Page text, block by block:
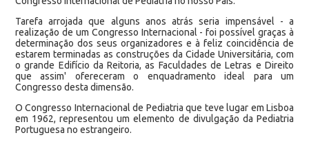
Tarefa arrojada que alguns anos atrás seria impensável - a
realização de um Congresso Internacional - foi possível graças à
determinação dos seus organizadores e à feliz coincidência de
estarem terminadas as construções da Cidade Universitária, com
o grande Edifício da Reitoria, as Faculdades de Letras e Direito
que assim' ofereceram o enquadramento ideal para um
Congresso desta dimensão.
O Congresso Internacional de Pediatria que teve lugar em Lisboa
em 1962, representou um elemento de divulgação da Pediatria
Portuguesa no estrangeiro.